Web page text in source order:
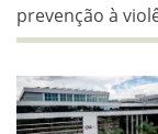
prevenção à